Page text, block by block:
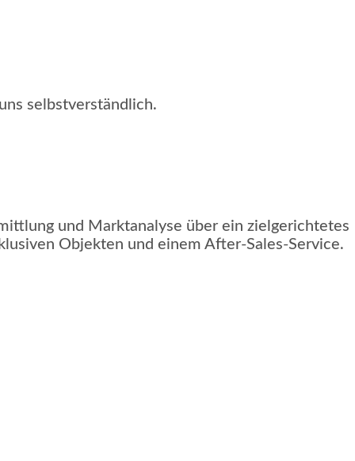
selbstverständlich.
und Marktanalyse über ein zielgerichtetes
Objekten und einem After-Sales-Service.